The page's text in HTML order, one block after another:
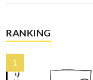
RANKING